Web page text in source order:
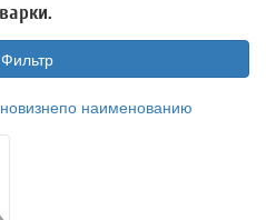
Фильтр
по наименованию